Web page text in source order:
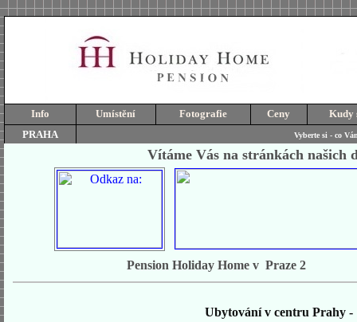
Info Umístění Fotografie Ceny
Kudy
PRAHA
Vyberte si - co
Vítáme Vás na stránkách našich
Pension Holiday Home v Praze 2
Ubytování v centru Prahy-